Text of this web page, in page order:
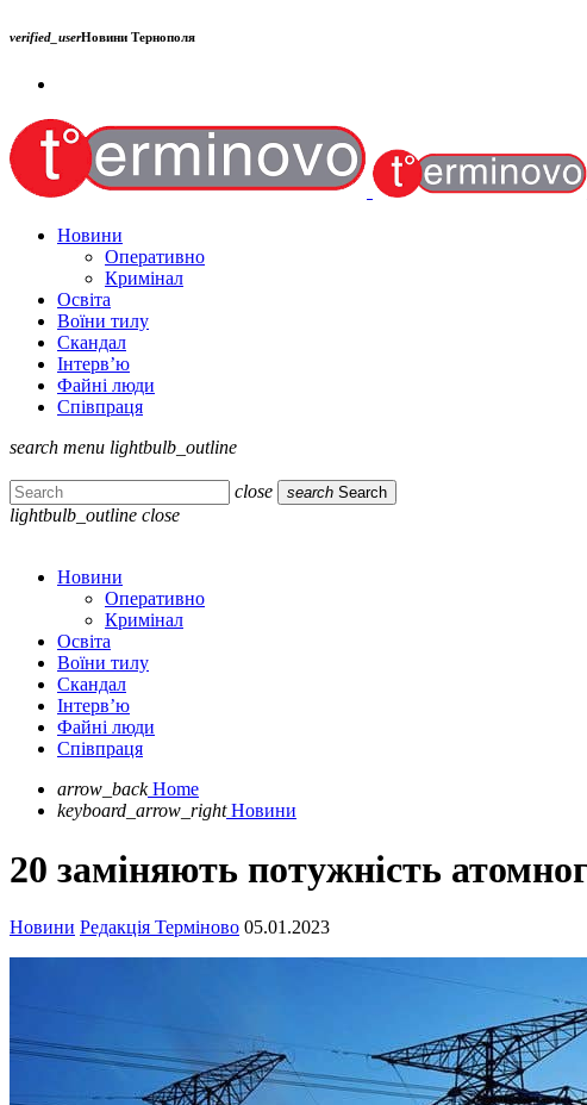
verified_userНовини Тернополя
Новини
Оперативно
Кримінал
Освіта
Воїни тилу
Скандал
Інтерв’ю
Файні люди
Співпраця
search menu lightbulb_outline
close search Search
lightbulb_outline close
Новини
Оперативно
Кримінал
Освіта
Воїни тилу
Скандал
Інтерв’ю
Файні люди
Співпраця
arrow_back Home
keyboard_arrow_right Новини
20 заміняють потужність
Новини Редакція Терміново 05.01.2023